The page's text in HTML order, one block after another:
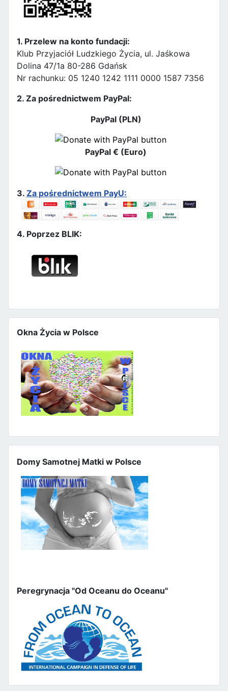
1. Przelew na konto fundacji:
Klub Przyjaciół Ludzkiego Życia, ul. Jaśkowa
Dolina 47/1a 80-286 Gdańsk
Nr rachunku: 05 1240 1242 1111 0000 1587 7356
2. Za pośrednictwem PayPal:
PayPal (PLN)
PayPal € (Euro)
3. Za pośrednictwem PayU:
4. Poprzez BLIK:
Okna Życia w Polsce
Domy Samotnej Matki w Polsce
Peregrynacja "Od Oceanu do Oceanu"